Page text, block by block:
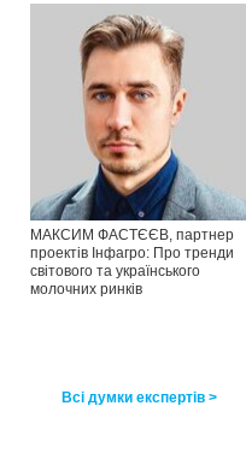
МАКСИМ ФАСТЄЄВ, партнер
проектів Інфагро: Про тренди
світового та українського
молочних ринків
Всі думки експертів >